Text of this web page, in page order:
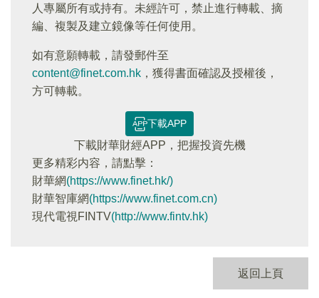
人專屬所有或持有。未經許可，禁止進行轉載、摘
編、複製及建立鏡像等任何使用。
如有意願轉載，請發郵件至
content@finet.com.hk ，獲得書面確認及授權後，
方可轉載。
下載APP
下載財華財經APP，把握投資先機
更多精彩内容，請點擊：
財華網(https://www.finet.hk/)
財華智庫網(https://www.finet.com.cn)
現代電視FINTV(http://www.fintv.hk)
返回上頁